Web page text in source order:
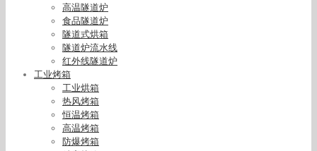
高温隧道炉
食品隧道炉
隧道式烘箱
隧道炉流水线
红外线隧道炉
工业烤箱
工业烘箱
热风烤箱
恒温烤箱
高温烤箱
防爆烤箱
深紫外UVLED光固机105*15面光源喷码打印固化光